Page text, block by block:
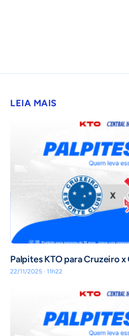
LEIA MAIS
Palpites KTO para Cruzeiro
22/11/2025 · 11h22